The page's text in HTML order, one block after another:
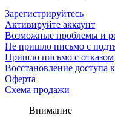
Зарегистрируйтесь
Активируйте аккаунт
Возможные проблемы и
Не пришло письмо с
Пришло письмо с отказом
Восстановление доступа
Оферта
Схема продажи
Внимание